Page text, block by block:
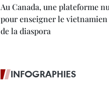
Au Canada, une plateforme
pour enseigner le vietnamien
de la diaspora
INFOGRAPHIES